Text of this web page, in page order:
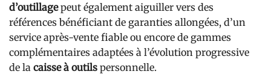
d’outillagepeut également aiguiller vers des
références bénéficiant de garanties allongées, d’un
service après-vente fiable ou encore de gammes
complémentaires adaptées à l’évolution progressive
de la caisse à outils personnelle.